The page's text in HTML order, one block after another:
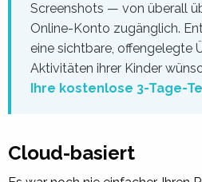
Screenshots — von überall
Online-Konto zugänglich.
eine sichtbare, offengelegte
Aktivitäten ihrer Kinder
Ihre kostenlose 3-Tage-
Cloud-basiert